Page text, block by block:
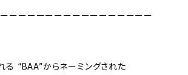
ーーーーーーーーーーーーーーーー
る “BAA”からネーミングされた